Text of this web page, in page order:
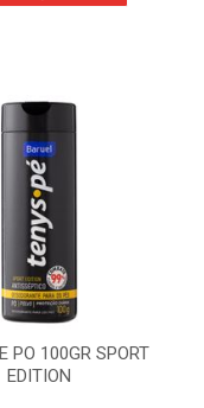
PO 100GR SPORT
EDITION